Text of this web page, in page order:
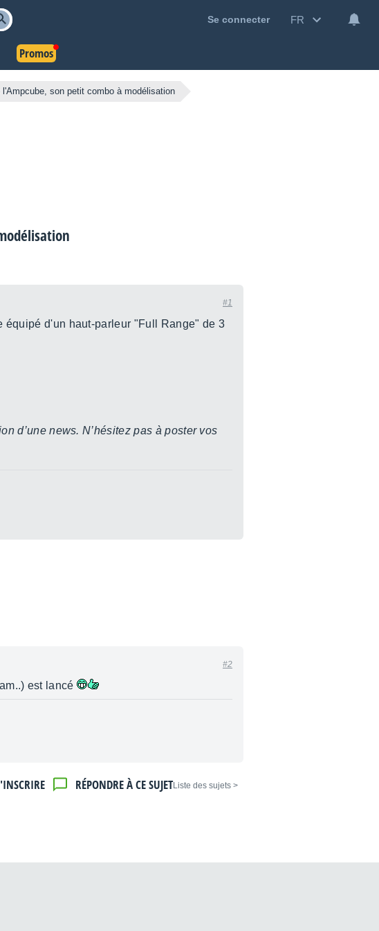
Se connecter FR
Promos
son petit combo à modélisation
#1
équipé d'un haut-parleur "Full Range" de 3
d’une news. N’hésitez pas à poster vos
#2
est lancé
< Liste des sujets
RÉPONDRE À CE SUJET